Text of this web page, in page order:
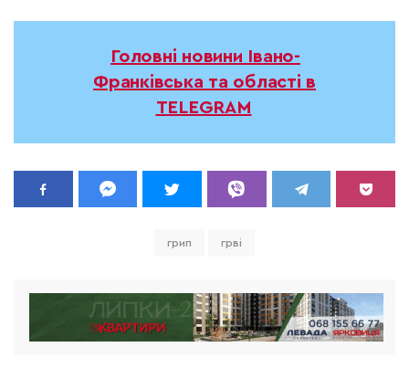
Головні новини Івано-
Франківська та області в
TELEGRAM
грип грві